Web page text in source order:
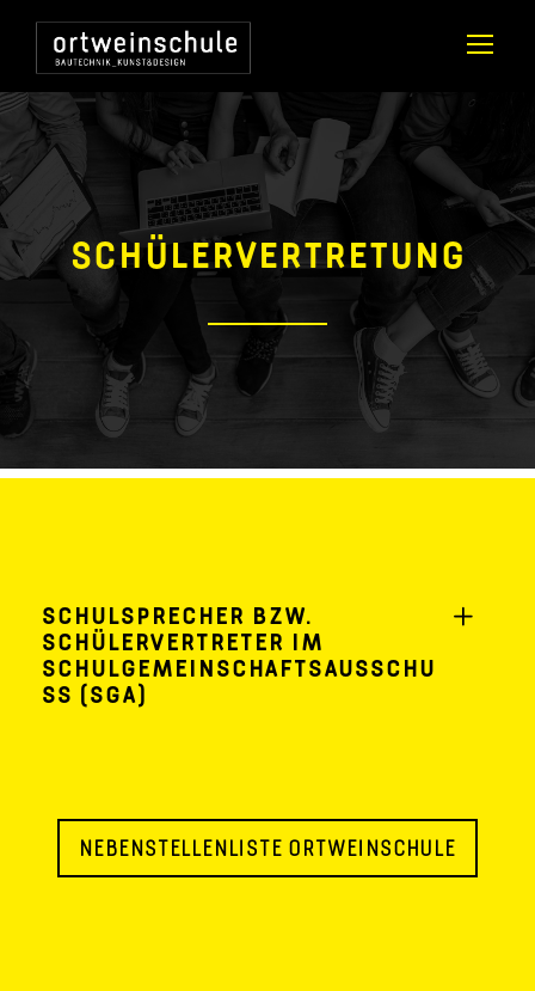
SCHÜLERVERTRETUNG
SCHULSPRECHER BZW.
SCHÜLERVERTRETER IM
SCHULGEMEINSCHAFTSAUSSCHU
SS (SGA)
NEBENSTELLENLISTE ORTWEINSCHULE